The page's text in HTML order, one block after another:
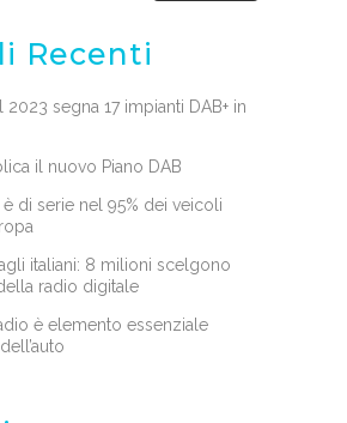
Recenti
2023 segna 17 impianti DAB+ in
il nuovo Piano DAB
è di serie nel 95% dei veicoli
agli italiani: 8 milioni scelgono
radio digitale
è elemento essenziale